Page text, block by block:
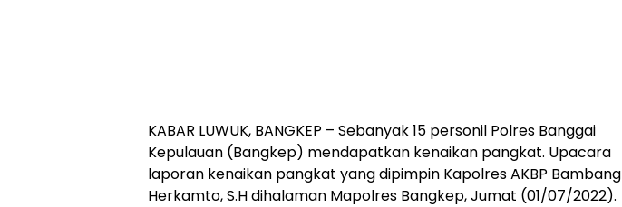
KABAR LUWUK, BANGKEP – Sebanyak 15 personil Polres Banggai
Kepulauan (Bangkep) mendapatkan kenaikan pangkat. Upacara
laporan kenaikan pangkat yang dipimpin Kapolres AKBP Bambang
Herkamto, S.H dihalaman Mapolres Bangkep, Jumat (01/07/2022).